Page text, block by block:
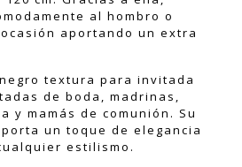
al hombro o
aportando un extra
textura para invitada
de boda, madrinas,
y mamás de comunión. Su
un toque de elegancia
estilismo.